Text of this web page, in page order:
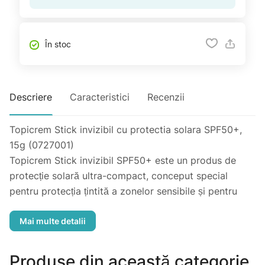
În stoc
Descriere Caracteristici Recenzii
Topicrem Stick invizibil cu protectia solara SPF50+,
15g (0727001)
Topicrem Stick invizibil SPF50+ este un produs de
protecție solară ultra-compact, conceput special
pentru protecția țintită a zonelor sensibile și pentru
Caracteristici Principale:
razelor UVA și UVB prin filtre solare organice